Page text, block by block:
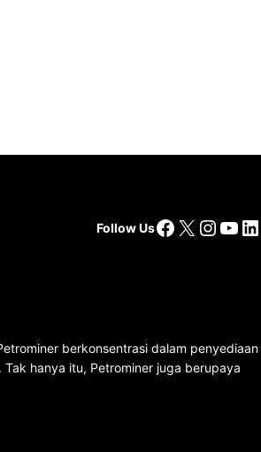
Follow UsFacebook
X
berkonsentrasi dalam penyediaan
. Tak hanya itu, Petrominer juga berupaya